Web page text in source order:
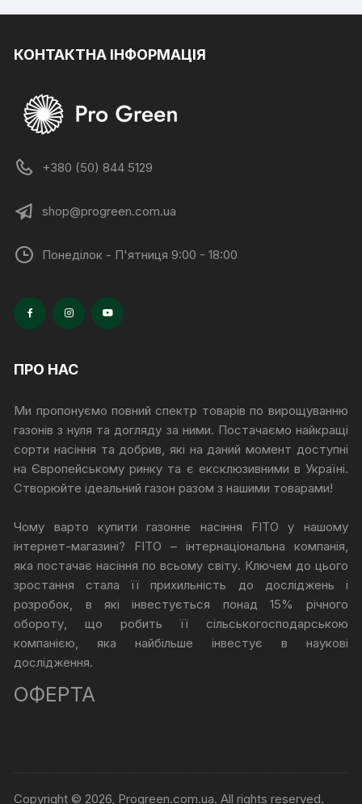
КОНТАКТНА ІНФОРМАЦІЯ
+380 (50) 844 5129
shop@progreen.com.ua
Понеділок - П'ятниця 9:00 - 18:00
ПРО НАС
Ми пропонуємо повний спектр товарів по вирощуванню
газонів з нуля та догляду за ними. Постачаємо найкращі
сорти насіння та добрив, які на даний момент доступні
на Європейському ринку та є ексклюзивними в Україні.
Створюйте ідеальний газон разом з нашими товарами!
Чому варто купити газонне насіння FITO у нашому
інтернет-магазині? FITO – інтернаціональна компанія,
яка постачає насіння по всьому світу. Ключем до цього
зростання стала її прихильність до досліджень і
розробок, в які інвестується понад 15% річного
обороту, що робить її сільськогосподарською
компанією, яка найбільше інвестує в наукові
дослідження.
ОФЕРТА
Copyright © 2026, Progreen.com.ua. All rights reserved.